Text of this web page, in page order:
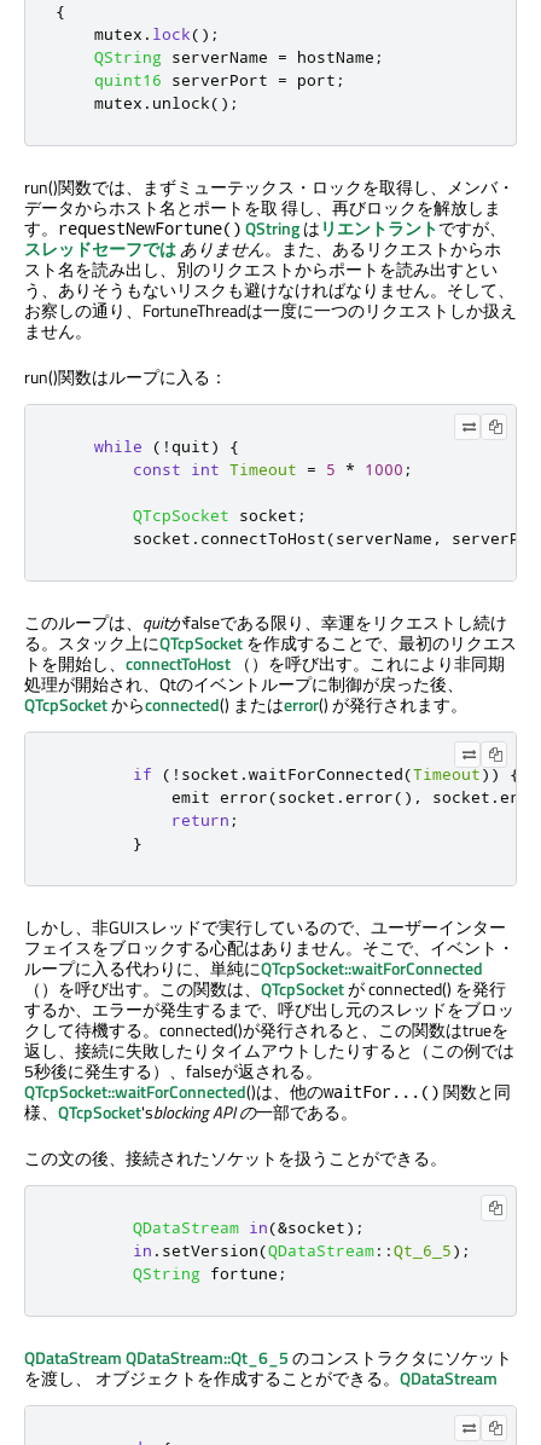
{
    mutex
. lock();
QString serverName = hostName ;
quint16 serverPort = port ;
    mutex
. unlock();
run()関数では、まずミューテックス・ロックを取得し、メンバ・
データからホスト名とポートを取 得し、再びロックを解放しま
す。 requestNewFortune() QStringはリエントラントですが、
スレッドセーフではありません。また、あるリクエストからホ
スト名を読み出し、別のリクエストからポートを読み出すとい
う、ありそうもないリスクも避けなければなりません。そして、
お察しの通り、FortuneThreadは一度に一つのリクエストしか扱え
ません。
run()関数はループに入る：
while ( ! quit)
{
const
int Timeout = 5 * 1000 ;
QTcpSocket socket ;
        socket
. connectToHost(serverName ,
このループは、 quitがfalseである限り、幸運をリクエストし続け
る。スタック上にQTcpSocketを作成することで、最初のリクエス
トを開始し、 connectToHost （）を呼び出す。これにより非同期
処理が開始され、Qtのイベントループに制御が戻った後、
QTcpSocketからconnected() またはerror() が発行されます。
if ( ! socket .waitForConnected(Timeout))
{
emit error(socket .error() , socket .
return ;
}
しかし、非GUIスレッドで実行しているので、ユーザーインター
フェイスをブロックする心配はありません。そこで、イベント・
ループに入る代わりに、単純にQTcpSocket::waitForConnected
（）を呼び出す。この関数は、 QTcpSocketが connected() を発行
するか、エラーが発生するまで、呼び出し元のスレッドをブロッ
クして待機する。connected()が発行されると、この関数はtrueを
返し、接続に失敗したりタイムアウトしたりすると（この例では
5秒後に発生する）、falseが返される。
QTcpSocket::waitForConnected()は、他のwaitFor...() 関数と同
様、 QTcpSocket'sblocking API の一部である。
この文の後、接続されたソケットを扱うことができる。
QDataStream in(&socket);
in . setVersion(QDataStream::Qt_6_5);
QString fortune ;
QDataStreamQDataStream::Qt_6_5のコンストラクタにソケット
を渡し、 オブジェクトを作成することができる。 QDataStream